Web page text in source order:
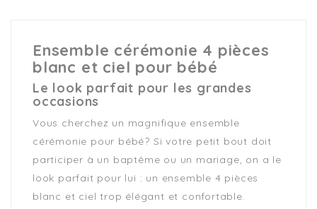
Ensemble cérémonie 4 pièces
blanc et ciel pour bébé
Le look parfait pour les grandes
occasions
Vous cherchez un magnifique ensemble
cérémonie pour bébé? Si votre petit bout doit
participer à un baptême ou un mariage, on a le
look parfait pour lui : un ensemble 4 pièces
blanc et ciel trop élégant et confortable.